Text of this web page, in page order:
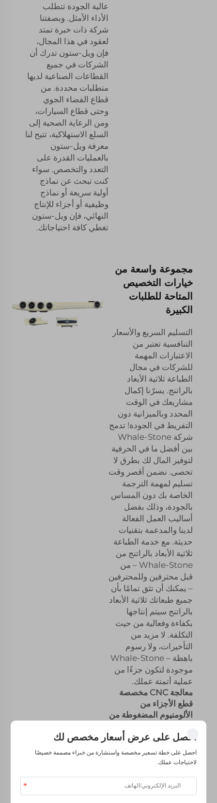
عالية الجودة تتطلب
الأداء الأمثل. وبصفتنا
شركة ذات خبرة تمتد
لعقود في هذا المجال،
فإن ويل-ستون تدرك أن
الشركات في جميع
القطاعات الصناعية لديها
متطلبات محددة. من
قطاع الفضاء الجوي
وحتى قطاع السيارات،
ومن الرعاية الصحية إلى
السلع الاستهلاكية، تتيح لنا
معرفة ويل-ستون
بالعمليات القدرة على
التعدد والتخصص. سواء
كنت تبحث عن نماذج
أولية سريعة أو نماذج
وظيفية أو أجزاء للإنتاج
النهائي، فإن ويل-ستون
تغطي كافة احتياجاتك.
مجموعة واسعة من
خيارات التخصيص
المتاحة للطلبات
الكبيرة
التسليم السريع والأسعار
التنافسية تعتبر من
الاعتبارات المهمة
للشركات في مجال
الطباعة ثلاثية الأبعاد
بالراتنج. يسرّنا إكمال
مشاريعك في الوقت
المحدد وبالميزانية دون
التفريط في الجودة! تدمج
شركة Whale-Stone
بين أفضل ما في الحرفية
لتوفير المال لك بطرق لا
تحصى. نضمن أقصر وقت
تسليم لمهمة الترجمة
الخاصة بك دون المساس
بالجودة، وذلك بفضل
أساليب العمل الفعالة
لدينا والمدعمة بتقنيات
حديثة. مع خدمة الطباعة
ثلاثية الأبعاد بالراتنج من
Whale-Stone – من
قبل محترفين وللمحترفين
– يمكنك أن تثق تمامًا بأن
جميع طبعاتك ثلاثية الأبعاد
بالراتنج سيتم إنتاجها
بكفاءة وفعالية من حيث
التكلفة. لا مزيد من
التأخيرات، ولا رسوم
باهظة – Whale-Stone
موجودة لتكون جزءًا من
عملية أتمتة عملك.
معالجة CNC مخصصة
قطع الأجزاء من
الألومنيوم المضغوطة من
الخدمات الدقيقة بما في
ذلك طحن حفر الأسلاك
EDM التنقيب
احصل على عرض أسعار مخصص لك
احصل على خطة تسعير مخصصة واستشارة من خبراء مصممة خصيصًا
لاحتياجات عملك.